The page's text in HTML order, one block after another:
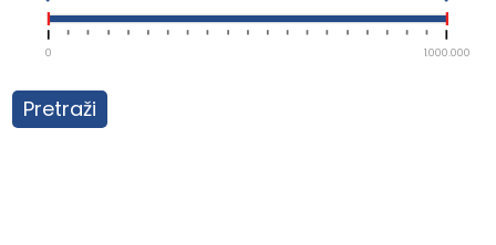
0 1.000.000
Pretraži